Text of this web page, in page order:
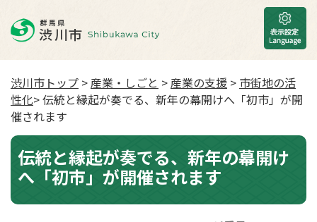
渋川市トップ >産業・しごと >産業の支援 > 市街地の活
性化> 伝統と縁起が奏でる、新年の幕開けへ「初市」が開
催されます
伝統と縁起が奏でる、新年の幕開け
へ「初市」が開催されます